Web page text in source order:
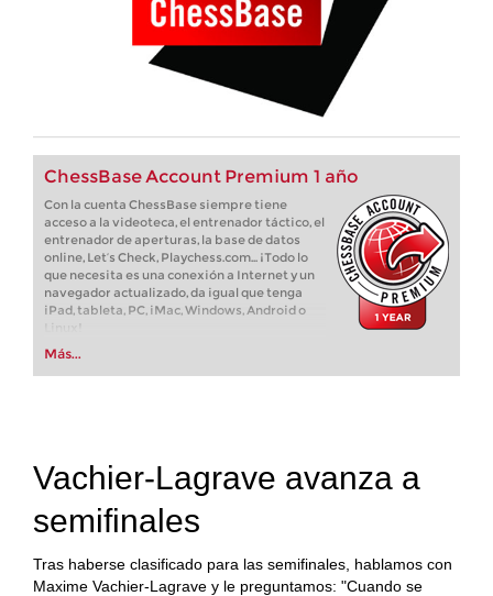
ChessBase Account Premium 1 año
Con la cuenta ChessBase siempre tiene
acceso a la videoteca, el entrenador táctico, el
entrenador de aperturas, la base de datos
online, Let’s Check, Playchess.com... ¡Todo lo
que necesita es una conexión a Internet y un
navegador actualizado, da igual que tenga
iPad, tableta, PC, iMac, Windows, Android o
Más...
Vachier-Lagrave avanza a
semifinales
Tras haberse clasificado para las semifinales, hablamos con
Maxime Vachier-Lagrave y le preguntamos: "Cuando se